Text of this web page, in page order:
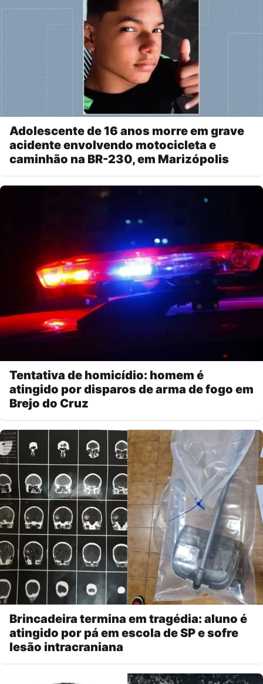
Adolescente de 16 anos morre em grave
acidente envolvendo motocicleta e
caminhão na BR-230, em Marizópolis
Tentativa de homicídio: homem é
atingido por disparos de arma de fogo em
Brejo do Cruz
Brincadeira termina em tragédia: aluno é
atingido por pá em escola de SP e sofre
lesão intracraniana